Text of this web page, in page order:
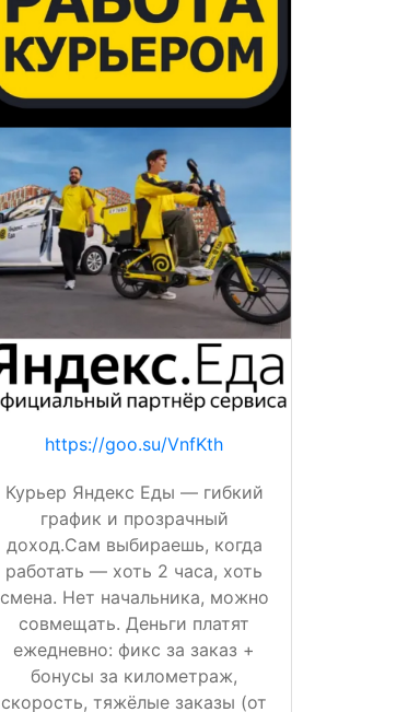
https://goo.su/VnfKth
Курьер Яндекс Еды — гибкий
график и прозрачный
доход.Сам выбираешь, когда
работать — хоть 2 часа, хоть
смена. Нет начальника, можно
совмещать. Деньги платят
ежедневно: фикс за заказ +
бонусы за километраж,
скорость, тяжёлые заказы (от